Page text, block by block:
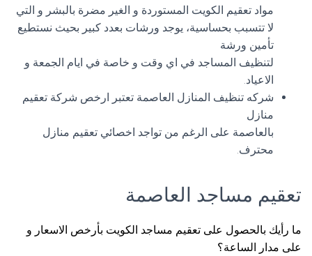
مواد تعقيم الكويت المستوردة و الغير مضرة بالبشر و التي
لا تتسبب بحساسية، يوجد ورشات بعدد كبير بحيث نستطيع
تأمين ورشة
لتنظيف المساجد في اي وقت و خاصة في ايام الجمعة و
الاعياد.
شركه تنظيف المنازل العاصمة تعتبر ارخص شركة تعقيم
منازل
بالعاصمة على الرغم من تواجد اخصائي تعقيم منازل
محترف.
تعقيم مساجد العاصمة
ما رأيك بالحصول على تعقيم مساجد الكويت بأرخص الاسعار و
على مدار الساعة؟